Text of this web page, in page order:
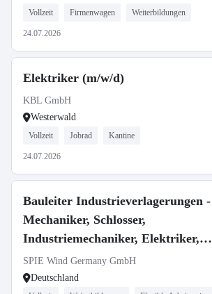
Vollzeit Firmenwagen Weiterbildungen
24.07.2026
Elektriker (m/w/d)
KBL GmbH
Westerwald
Vollzeit Jobrad Kantine
24.07.2026
Bauleiter Industrieverlagerungen -
Mechaniker, Schlosser,
Industriemechaniker, Elektriker,
Techniker m/w/d
SPIE Wind Germany GmbH
Deutschland